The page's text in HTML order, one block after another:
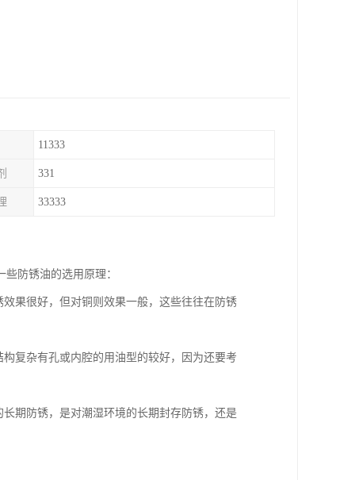
11333
331
33333
防锈油的选用原理：
果很好，但对铜则效果一般，这些往往在防锈
复杂有孔或内腔的用油型的较好，因为还要考
期防锈，是对潮湿环境的长期封存防锈，还是